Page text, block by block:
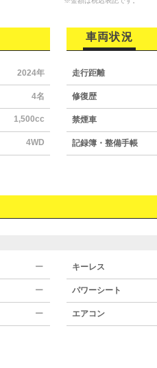
2024年
4名
1,500cc
4WD
車両状況
走行距離
修復歴
禁煙車
記録簿・整備手帳
ー キーレス
ー パワーシート
ー エアコン